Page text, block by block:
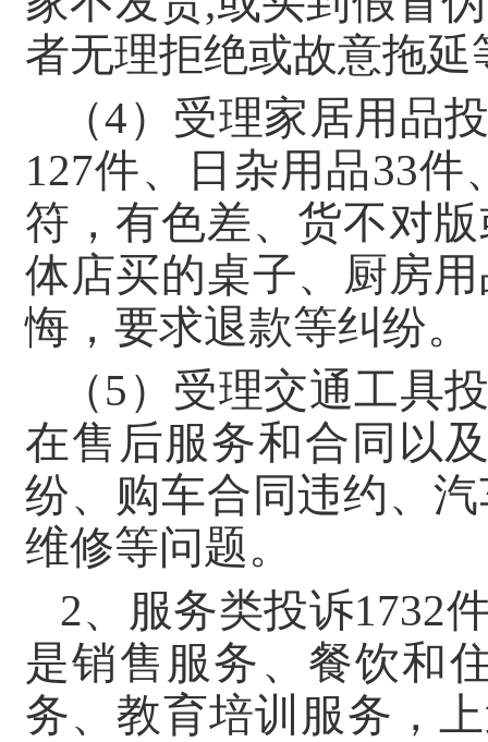
者无理拒绝或故意拖延
（4）受理家居用品
127件、日杂用品33
符，有色差、货不对
体店买的桌子、厨房
悔，要求退款等纠纷。
（5）受理交通工具
在售后服务和合同以
纷、购车合同违约、
维修等问题。
2、服务类投诉1732
是销售服务、餐饮和
务、教育培训服务，